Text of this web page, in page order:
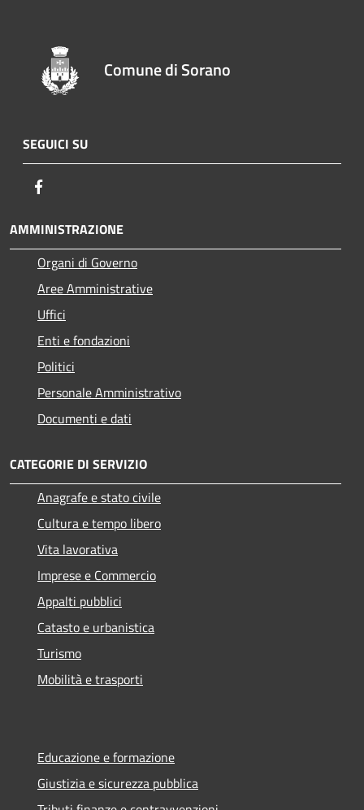
Comune di Sorano
SEGUICI SU
AMMINISTRAZIONE
Organi di Governo
Aree Amministrative
Uffici
Enti e fondazioni
Politici
Personale Amministrativo
Documenti e dati
CATEGORIE DI SERVIZIO
Anagrafe e stato civile
Cultura e tempo libero
Vita lavorativa
Imprese e Commercio
Appalti pubblici
Catasto e urbanistica
Turismo
Mobilità e trasporti
Educazione e formazione
Giustizia e sicurezza pubblica